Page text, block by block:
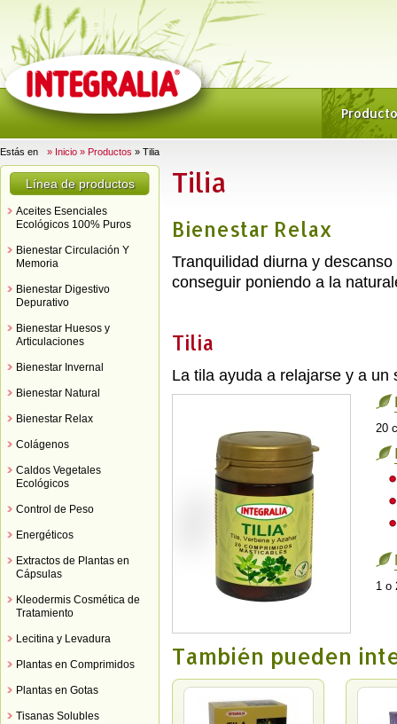
Estás en » Inicio » Productos » Tilia
Línea de productos
Aceites Esenciales
Ecológicos 100% Puros
Bienestar Circulación Y
Memoria
Bienestar Digestivo
Depurativo
Bienestar Huesos y
Articulaciones
Bienestar Invernal
Bienestar Natural
Bienestar Relax
Colágenos
Caldos Vegetales
Ecológicos
Control de Peso
Energéticos
Extractos de Plantas en
Cápsulas
Kleodermis Cosmética de
Tratamiento
Lecitina y Levadura
Plantas en Comprimidos
Plantas en Gotas
Tisanas Solubles
Tilia
Bienestar Relax
Tranquilidad diurna y
conseguir poniendo a la
Tilia
La tila ayuda a relajarse y a un
20
1 o
También pueden